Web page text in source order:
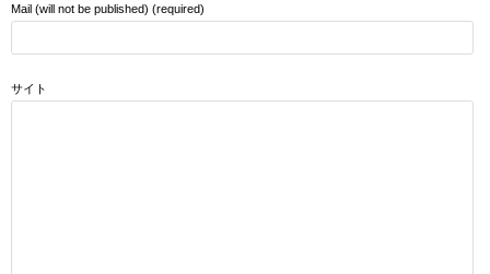
Mail (will not be published) (required)
サイト